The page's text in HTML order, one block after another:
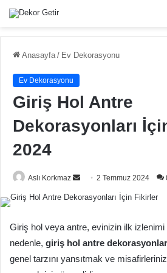
Anasayfa / Ev Dekorasyonu
Ev Dekorasyonu
Giriş Hol Antre
Dekorasyonları
2024
Aslı Korkmaz
Bir
2 Temmuz 2024
Giriş hol veya antre, evinizin ilk
nedenle, giriş hol antre
genel tarzını yansıtmak ve